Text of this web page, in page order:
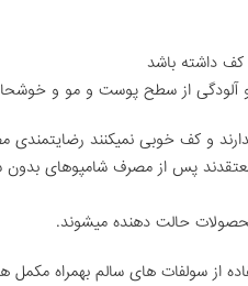
داشته باشد
آلودگی از سطح پوست و مو و
و کف خوبی نمیکنند رضایتمندی
پس از مصرف شامپوهای بدون
حالت دهنده میشوند.
از سولفات های سالم بهمراه مکمل